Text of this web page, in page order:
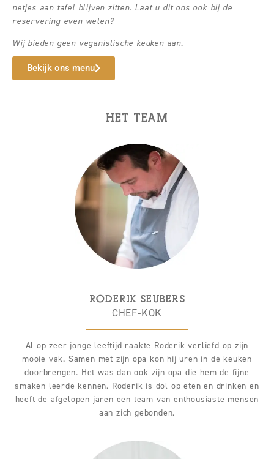
netjes aan tafel blijven zitten. Laat u dit ons ook bij de
reservering even weten?
Wij bieden geen veganistische keuken aan.
Bekijk ons menu
HET TEAM
RODERIK SEUBERS
CHEF-KOK
Al op zeer jonge leeftijd raakte Roderik verliefd op zijn
mooie vak. Samen met zijn opa kon hij uren in de keuken
doorbrengen. Het was dan ook zijn opa die hem de fijne
smaken leerde kennen. Roderik is dol op eten en drinken en
heeft de afgelopen jaren een team van enthousiaste mensen
aan zich gebonden.